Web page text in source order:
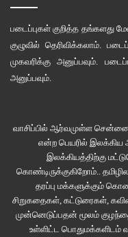
ஏற்கனவே “Run Lola Run”
ஜெர்மனிய இயக்குனர் Tom
படைப்பான இப்படத்தின்
ரசிகர்கள் பார்த்தே
படைப்புகள் குறித்த தங்களது
குழுவில் தெரிவிக்கலாம்.
முகவரிக்கு அனுப்பவும்.
அனுப்பவும்.
வாசிப்பில் ஆர்வமுள்ள
என்ற பெயரில் இலக்கிய
இலக்கியத்திற்கு
கொண்டிருக்குகிறோம்..
தரப்பு மக்களுக்கும்
சிறுகதைகள், கட்டுரைகள்,
முன்னெடுப்பதன் மூலம்
உள்ளிட்ட பொதுமக்களிடம்